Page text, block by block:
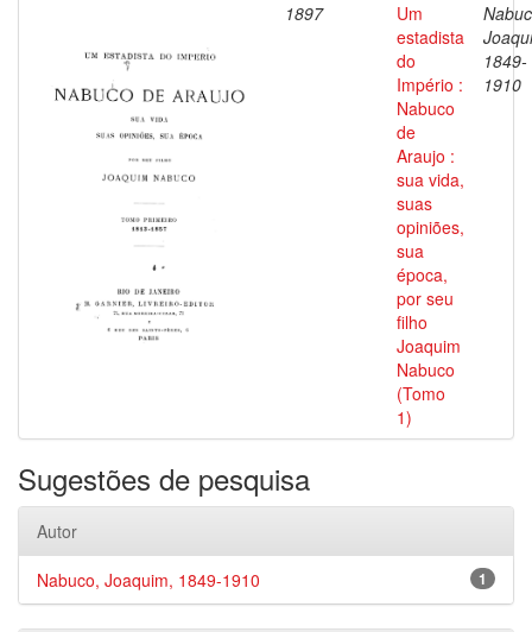
1897
Um
estadista
do
Império :
Nabuco
de
Araujo :
sua vida,
suas
opiniões,
sua
época,
por seu
filho
Joaquim
Nabuco
(Tomo
1)
1849-
1910
Sugestões de pesquisa
Autor
1
Nabuco, Joaquim, 1849-1910